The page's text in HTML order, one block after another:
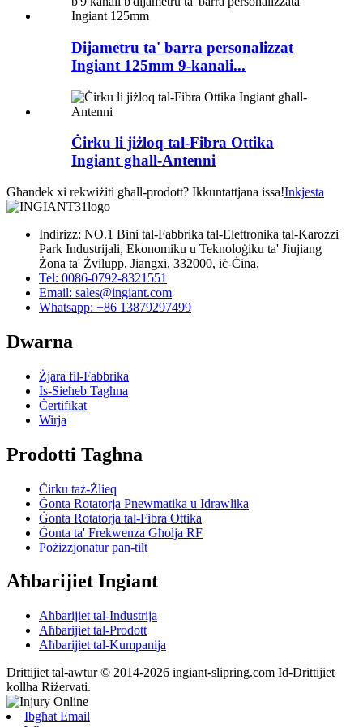
Dijametru ta' barra personalizzat
Ingiant 125mm 9-kanali...
Ċirku li jiżloq tal-Fibra Ottika
Ingiant għall-Antenni
Għandek xi rekwiżiti għall-prodott? Ikkuntattjana issa!Inkjesta
Indirizz: NO.1 Bini tal-Fabbrika tal-Elettronika tal-Karozzi
Park Industrijali, Ekonomiku u Teknoloġiku ta' Jiujiang
Żona ta' Żvilupp, Jiangxi, 332000, iċ-Ċina.
Tel: 0086-0792-8321551
Email: sales@ingiant.com
Whatsapp: +86 13879297499
Dwarna
Żjara fil-Fabbrika
Is-Sieħeb Tagħna
Ċertifikat
Wirja
Prodotti Tagħna
Ċirku taż-Żlieq
Ġonta Rotatorja Pnewmatika u Idrawlika
Ġonta Rotatorja tal-Fibra Ottika
Ġonta ta' Frekwenza Għolja RF
Pożizzjonatur pan-tilt
Aħbarijiet Ingiant
Aħbarijiet tal-Industrija
Aħbarijiet tal-Prodott
Aħbarijiet tal-Kumpanija
Drittijiet tal-awtur © 2014-2026 ingiant-slipring.com Id-Drittijiet
kollha Riżervati.
Ibgħat Email